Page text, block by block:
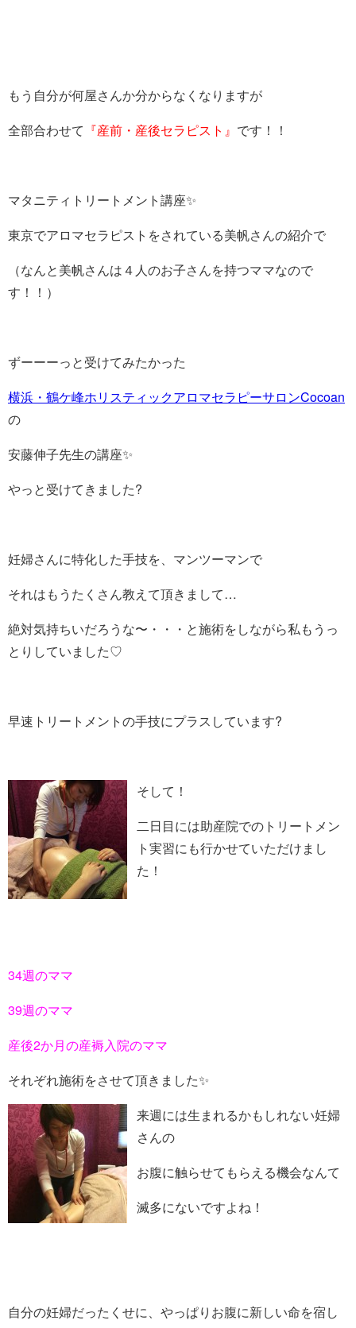
もう自分が何屋さんか分からなくなりますが
全部合わせて 『産前・産後セラピスト』 です！！
マタニティトリートメント講座✨
東京でアロマセラピストをされている美帆さんの紹介で
（なんと美帆さんは４人のお子さんを持つママなので
す！！）
ずーーーっと受けてみたかった
横浜・鶴ケ峰ホリスティックアロマセラピーサロンCocoan
の
安藤伸子先生の講座✨
やっと受けてきました?
妊婦さんに特化した手技を、マンツーマンで
それはもうたくさん教えて頂きまして…
絶対気持ちいだろうな〜・・・と施術をしながら私もうっ
とりしていました♡
早速トリートメントの手技にプラスしています?
そして！
二日目には助産院でのトリートメン
ト実習にも行かせていただけまし
た！
34週のママ
39週のママ
産後2か月の産褥入院のママ
それぞれ施術をさせて頂きました✨
来週には生まれるかもしれない妊婦
さんの
お腹に触らせてもらえる機会なんて
滅多にないですよね！
自分の妊婦だったくせに、やっぱりお腹に新しい命を宿し